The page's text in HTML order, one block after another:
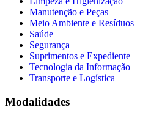
Manutenção e Peças
Meio Ambiente e Resíduos
Saúde
Segurança
Suprimentos e Expediente
Tecnologia da Informação
Transporte e Logística
Modalidades